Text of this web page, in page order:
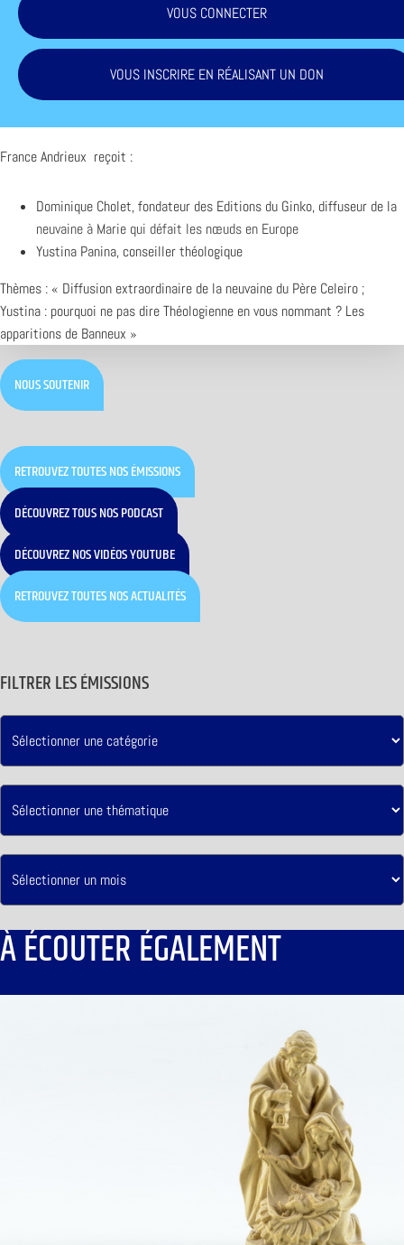
VOUS CONNECTER
VOUS INSCRIRE EN RÉALISANT UN DON
France Andrieux reçoit :
Dominique Cholet, fondateur des Editions du Ginko, diffuseur de la
neuvaine à Marie qui défait les nœuds en Europe
Yustina Panina, conseiller théologique
Thèmes : « Diffusion extraordinaire de la neuvaine du Père Celeiro ;
Yustina : pourquoi ne pas dire Théologienne en vous nommant ? Les
apparitions de Banneux »
NOUS SOUTENIR
RETROUVEZ TOUTES NOS ÉMISSIONS
DÉCOUVREZ TOUS NOS PODCAST
DÉCOUVREZ NOS VIDÉOS YOUTUBE
RETROUVEZ TOUTES NOS ACTUALITÉS
FILTRER LES ÉMISSIONS
À ÉCOUTER ÉGALEMENT